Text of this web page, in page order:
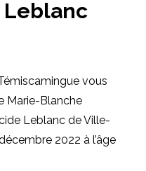
Leblanc
vous
Marie-Blanche
Leblanc de Ville-
2022 à l’âge